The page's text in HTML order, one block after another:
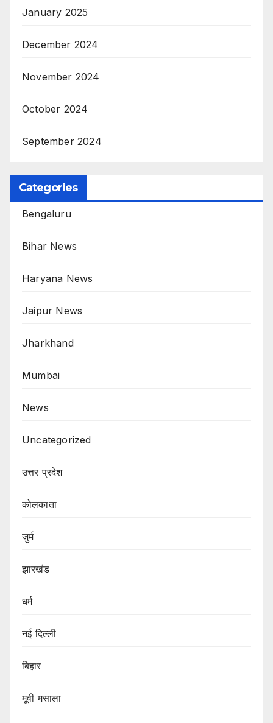
January 2025
December 2024
November 2024
October 2024
September 2024
Categories
Bengaluru
Bihar News
Haryana News
Jaipur News
Jharkhand
Mumbai
News
Uncategorized
उत्तर प्रदेश
कोलकाता
जुर्म
झारखंड
धर्म
नई दिल्ली
बिहार
मूवी मसाला